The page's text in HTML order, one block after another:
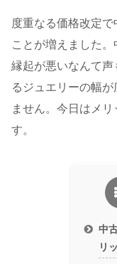
度重なる価格改定
ことが増えました。
縁起が悪いなんて声
るジュエリーの幅
ません。今日はメ
す。
中
リ